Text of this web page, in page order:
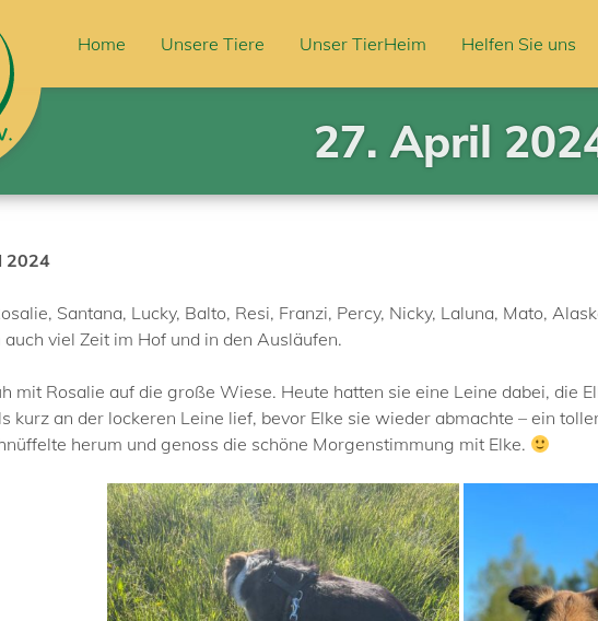
Home Unsere Tiere Unser TierHeim Helfen Sie uns
27. April
2024
Santana, Lucky, Balto, Resi, Franzi, Percy, Nicky, Laluna, Mato,
viel Zeit im Hof und in den Ausläufen.
mit Rosalie auf die große Wiese. Heute hatten sie eine Leine dabei, die
kurz an der lockeren Leine lief, bevor Elke sie wieder abmachte – ein
herum und genoss die schöne Morgenstimmung mit Elke.